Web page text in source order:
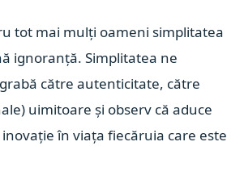
tot mai mulți oameni simplitatea
ignoranță. Simplitatea ne
către autenticitate, către
uimitoare și observ că aduce
în viața fiecăruia care este